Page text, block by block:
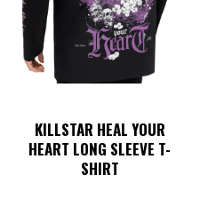
KILLSTAR HEAL YOUR
HEART LONG SLEEVE T-
SHIRT